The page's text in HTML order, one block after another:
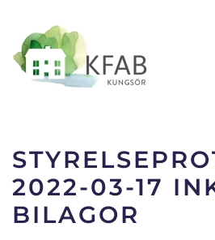
Skip to main content
2022-03-17
BILAGOR